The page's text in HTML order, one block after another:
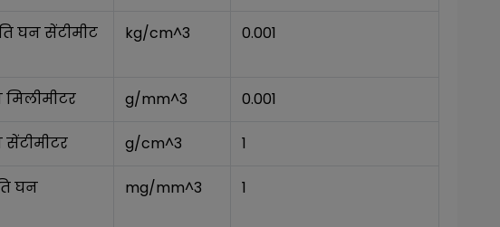
घन सेंटीमीट
kg/cm^3 0.001
मिलीमीटर g/mm^3 0.001
सेंटीमीटर g/cm^3 1
घन
mg/mm^3 1